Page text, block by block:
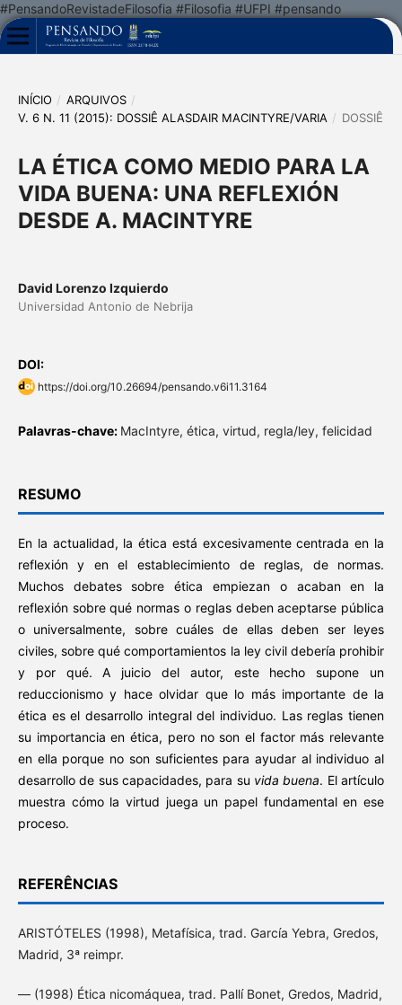
#PensandoRevistadeFilosofia #Filosofia #UFPI #pensando
INÍCIO / ARQUIVOS /
V. 6 N. 11 (2015): DOSSIÊ ALASDAIR MACINTYRE/VARIA / DOSSIÊ
LA ÉTICA COMO MEDIO PARA LA
VIDA BUENA: UNA REFLEXIÓN
DESDE A. MACINTYRE
David Lorenzo Izquierdo
Universidad Antonio de Nebrija
DOI:
https://doi.org/10.26694/pensando.v6i11.3164
Palavras-chave: MacIntyre, ética, virtud, regla/ley, felicidad
RESUMO
En la actualidad, la ética está excesivamente centrada en la
reflexión y en el establecimiento de reglas, de normas.
Muchos debates sobre ética empiezan o acaban en la
reflexión sobre qué normas o reglas deben aceptarse pública
o universalmente, sobre cuáles de ellas deben ser leyes
civiles, sobre qué comportamientos la ley civil debería prohibir
y por qué. A juicio del autor, este hecho supone un
reduccionismo y hace olvidar que lo más importante de la
ética es el desarrollo integral del individuo. Las reglas tienen
su importancia en ética, pero no son el factor más relevante
en ella porque no son suficientes para ayudar al individuo al
desarrollo de sus capacidades, para su vida buena. El artículo
muestra cómo la virtud juega un papel fundamental en ese
proceso.
REFERÊNCIAS
ARISTÓTELES (1998), Metafísica, trad. García Yebra, Gredos,
Madrid, 3ª reimpr.
— (1998) Ética nicomáquea, trad. Pallí Bonet, Gredos, Madrid,